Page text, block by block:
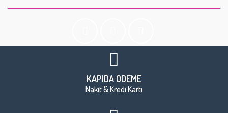
KAPIDA ÖDEME
Nakit & Kredi Kartı